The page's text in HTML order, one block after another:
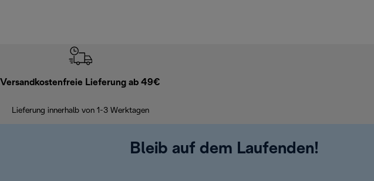
Versandkostenfreie Lieferung ab 49€
Lieferung innerhalb von 1-3 Werktagen
Bleib auf dem Laufenden!